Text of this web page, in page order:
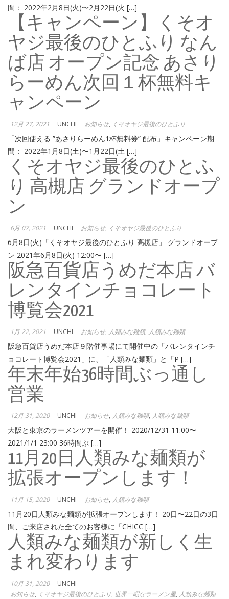
間： 2022年2月8日(火)〜2月22日(火 […]
【キャンペーン】くそオ
ヤジ最後のひとふり なん
ば店 オープン記念 あさり
らーめん次回１杯無料キ
ャンペーン
12月 27, 2021 UNCHI お知らせ, くそオヤジ最後のひとふり
「次回使える ”あさりらーめん1杯無料券” 配布」キャンペーン期
間： 2022年1月8日(土)〜1月22日(土 […]
くそオヤジ最後のひとふ
り 高槻店 グランドオープ
ン
6月 07, 2021 UNCHI お知らせ, くそオヤジ最後のひとふり
6月8日(火)「くそオヤジ最後のひとふり 高槻店」 グランドオープ
ン 2021年6月8日(火) 12:00〜 […]
阪急百貨店うめだ本店 バ
レンタインチョコレート
博覧会2021
1月 22, 2021 UNCHI お知らせ, 人類みな麺類, 人類みな麺類
阪急百貨店うめだ本店９階催事場にて開催中の「バレンタインチ
ョコレート博覧会2021」に、「人類みな麺類」と「P […]
年末年始36時間ぶっ通し
営業
12月 31, 2020 UNCHI お知らせ, 人類みな麺類, 人類みな麺類
大阪と東京のラーメンツアーを開催！ 2020/12/31 11:00〜
2021/1/1 23:00 36時間ぶ […]
11月20日人類みな麺類が
拡張オープンします！
11月 15, 2020 UNCHI お知らせ, 人類みな麺類
11月20日人類みな麺類が拡張オープンします！ 20日〜22日の3日
間、ご来店された全てのお客様に「CHICC […]
人類みな麺類が新しく生
まれ変わります
10月 31, 2020
UNCHI
お知らせ, くそオヤジ最後のひとふり, 世界一暇なラーメン屋, 人類みな麺類